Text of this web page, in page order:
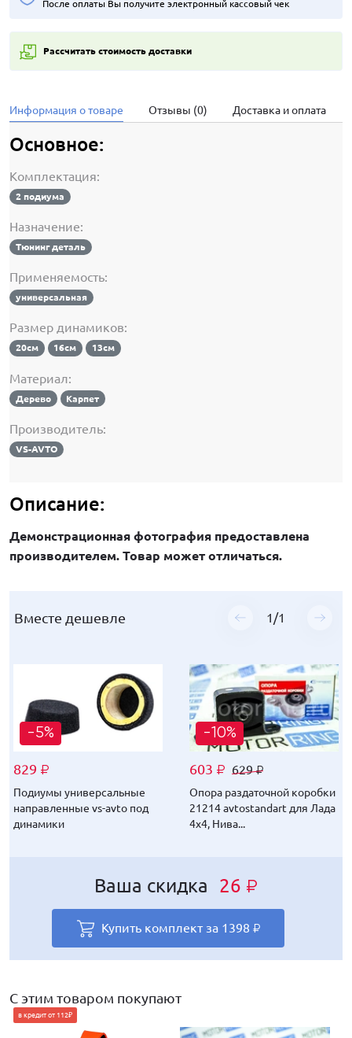
После оплаты Вы получите электронный кассовый чек
Рассчитать стоимость доставки
Информация о товаре Отзывы (0) Доставка и оплата
Основное:
Комплектация:
2 подиума
Назначение:
Тюнинг деталь
Применяемость:
универсальная
Размер динамиков:
20см 16см 13см
Материал:
Дерево Карпет
Производитель:
VS-AVTO
Описание:
Демонстрационная фотография предоставлена
производителем. Товар может отличаться.
Вместе дешевле 1 /1
-5%
829 ₽
Подиумы универсальные
направленные vs-avto под
динамики
-10%
603 ₽ 629₽
Опора раздаточной коробки
21214 avtostandart для Лада
4х4, Нива...
Ваша скидка 26 ₽
Купить комплект за 1398 ₽
С этим товаром покупают
в кредит от 112₽